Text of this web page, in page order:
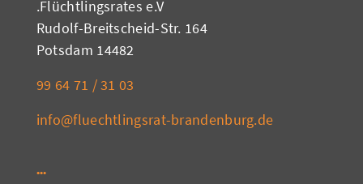
Flüchtlingsrates e.V.
Rudolf-Breitscheid-Str. 164
14482 Potsdam
03 31 / 71 64 99
info@fluechtlingsrat-brandenburg.de